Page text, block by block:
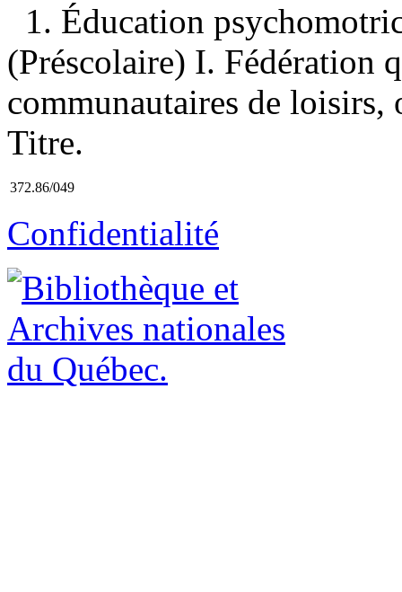
1. Éducation
(Préscolaire) I. Fédération
communautaires de
Titre.
372.86/049
Confidentialité